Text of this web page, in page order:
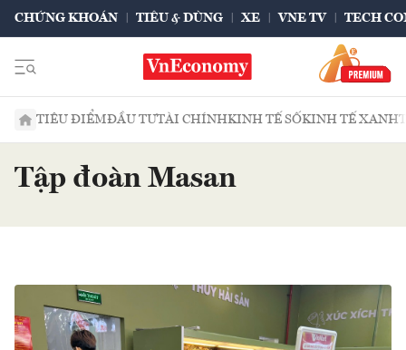
CHỨNG KHOÁN TIÊU & DÙNG XE VNE TV TECH
TIÊU ĐIỂMĐẦU TƯTÀI CHÍNHKINH TẾ SỐKINH TẾ XANH
Tập đoàn Masan